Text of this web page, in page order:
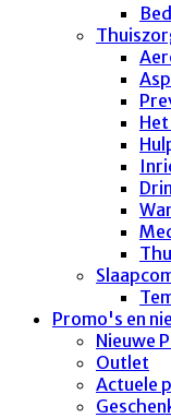
Promo's en
Nieuwe
Outlet
Actuele